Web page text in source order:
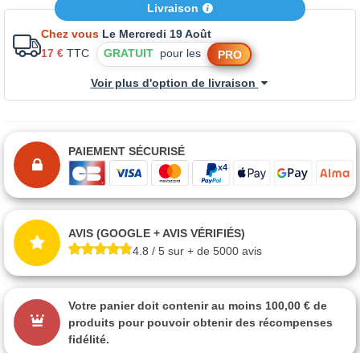
Livraison
Chez vous Le Mercredi 19 Août
17 € TTC GRATUIT pour les PRO
Voir plus d'option de livraison
PAIEMENT SÉCURISÉ
AVIS (GOOGLE + AVIS VÉRIFIÉS)
4.8 / 5 sur + de 5000 avis
Votre panier doit contenir au moins 100,00 € de
produits pour pouvoir obtenir des récompenses
fidélité.